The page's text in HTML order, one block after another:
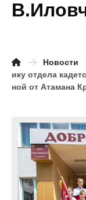
Новости
ику отдела
ной от Атамана